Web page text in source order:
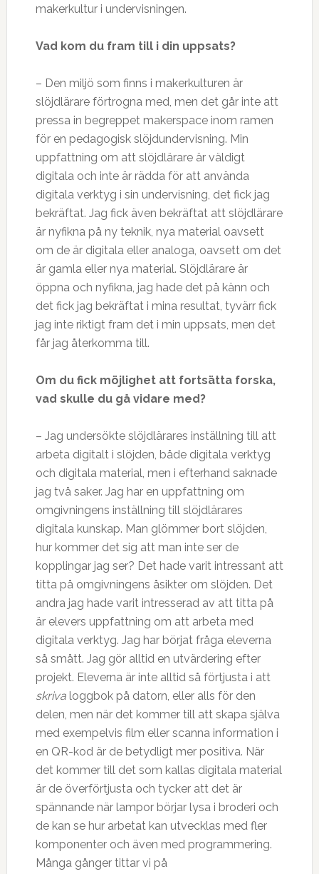
makerkultur i undervisningen.
Vad kom du fram till i din uppsats?
– Den miljö som finns i makerkulturen är
slöjdlärare förtrogna med, men det går inte att
pressa in begreppet makerspace inom ramen
för en pedagogisk slöjdundervisning. Min
uppfattning om att slöjdlärare är väldigt
digitala och inte är rädda för att använda
digitala verktyg i sin undervisning, det fick jag
bekräftat. Jag fick även bekräftat att slöjdlärare
är nyfikna på ny teknik, nya material oavsett
om de är digitala eller analoga, oavsett om det
är gamla eller nya material. Slöjdlärare är
öppna och nyfikna, jag hade det på känn och
det fick jag bekräftat i mina resultat, tyvärr fick
jag inte riktigt fram det i min uppsats, men det
får jag återkomma till.
Om du fick möjlighet att fortsätta forska,
vad skulle du gå vidare med?
– Jag undersökte slöjdlärares inställning till att
arbeta digitalt i slöjden, både digitala verktyg
och digitala material, men i efterhand saknade
jag två saker. Jag har en uppfattning om
omgivningens inställning till slöjdlärares
digitala kunskap. Man glömmer bort slöjden,
hur kommer det sig att man inte ser de
kopplingar jag ser? Det hade varit intressant att
titta på omgivningens åsikter om slöjden. Det
andra jag hade varit intresserad av att titta på
är elevers uppfattning om att arbeta med
digitala verktyg. Jag har börjat fråga eleverna
så smått. Jag gör alltid en utvärdering efter
projekt. Eleverna är inte alltid så förtjusta i att
skriva loggbok på datorn, eller alls för den
delen, men när det kommer till att skapa själva
med exempelvis film eller scanna information i
en QR-kod är de betydligt mer positiva. När
det kommer till det som kallas digitala material
är de överförtjusta och tycker att det är
spännande när lampor börjar lysa i broderi och
de kan se hur arbetat kan utvecklas med fler
komponenter och även med programmering.
Många gånger tittar vi på